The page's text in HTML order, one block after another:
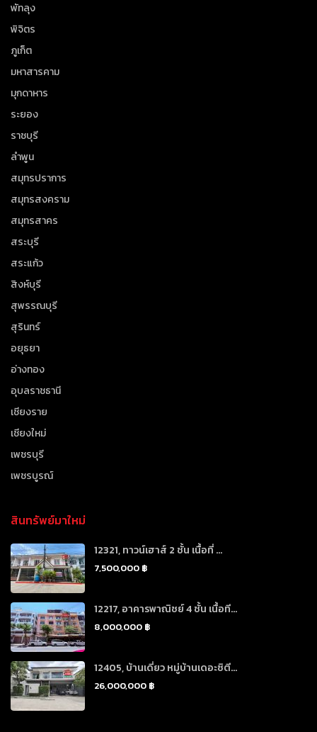
พัทลุง
พิจิตร
ภูเก็ต
มหาสารคาม
มุกดาหาร
ระยอง
ราชบุรี
ลำพูน
สมุทรปราการ
สมุทรสงคราม
สมุทรสาคร
สระบุรี
สระแก้ว
สิงห์บุรี
สุพรรณบุรี
สุรินทร์
อยุธยา
อ่างทอง
อุบลราชธานี
เชียงราย
เชียงใหม่
เพชรบุรี
เพชรบูรณ์
สินทรัพย์มาใหม่
12321, ทาวน์เฮาส์ 2 ชั้น เนื้อที่ ...
7,500,000 ฿
12217, อาคารพาณิชย์ 4 ชั้น เนื้อที...
8,000,000 ฿
12405, บ้านเดี่ยว หมู่บ้านเดอะซิตี...
26,000,000 ฿